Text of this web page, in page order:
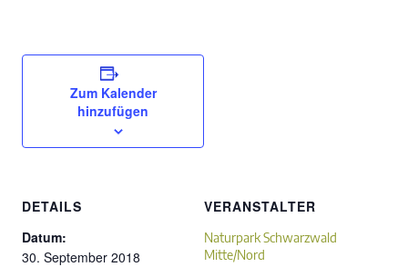
Zum Kalender
hinzufügen
DETAILS
Datum:
30. September 2018
VERANSTALTER
Naturpark Schwarzwald
Mitte/Nord